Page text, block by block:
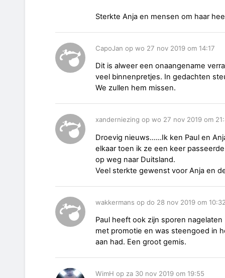
Sterkte Anja en mensen om haar
CapoJan op wo 27 nov 2019 om 14:17
Dit is alweer een onaangename
veel binnenpretjes. In gedachten
We zullen hem missen.
xanderniezing op wo 27 nov 2019 om
Droevig nieuws......Ik ken Paul en
elkaar toen ik ze een keer
op weg naar Duitsland.
Veel sterkte gewenst voor Anja en
wakkermans op do 28 nov 2019 om
Paul heeft ook zijn sporen
met promotie en was steengoed in
aan had. Een groot gemis.
WimH op za 30 nov 2019 om 19:55